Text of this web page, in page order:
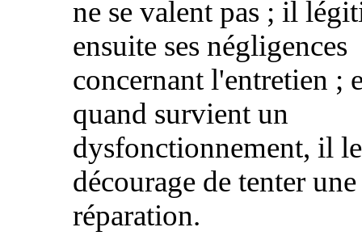
ne se valent pas ; il
ensuite ses négligences
concernant l'entretien ;
quand survient un
dysfonctionnement, il le
décourage de tenter une
réparation.